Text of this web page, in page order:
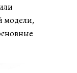
модели,